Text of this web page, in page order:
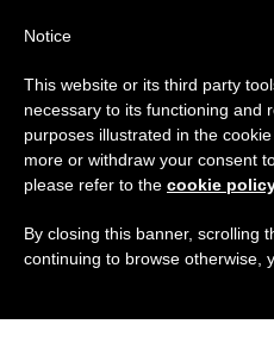
Notice
This website or its third party
necessary to its functioning and
purposes illustrated in the
more or withdraw your consent
please refer to the cookie
By closing this banner, scrolling
continuing to browse otherwise,